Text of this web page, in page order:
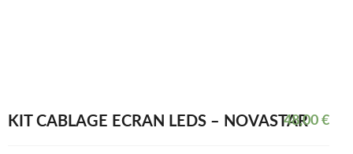
KIT CÂBLAGE ECRAN LEDS – NOVASTAR
48,00 €